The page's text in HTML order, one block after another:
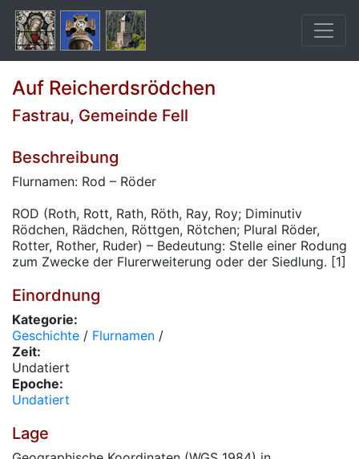
Auf Reicherdsrödchen
Fastrau, Gemeinde Fell
Beschreibung
Flurnamen: Rod – Röder
ROD (Roth, Rott, Rath, Röth, Ray, Roy; Diminutiv
Rödchen, Rädchen, Röttgen, Rötchen; Plural Röder,
Rotter, Rother, Ruder) – Bedeutung: Stelle einer Rodung
zum Zwecke der Flurerweiterung oder der Siedlung. [1]
Einordnung
Kategorie:
Geschichte / Flurnamen /
Zeit:
Undatiert
Epoche:
Undatiert
Lage